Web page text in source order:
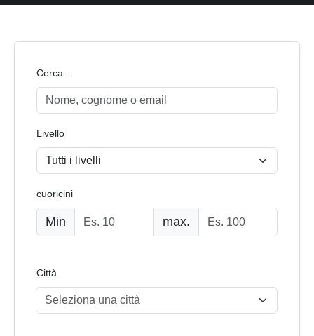
Cerca...
Livello
cuoricini
Min max.
Città
Seleziona una città